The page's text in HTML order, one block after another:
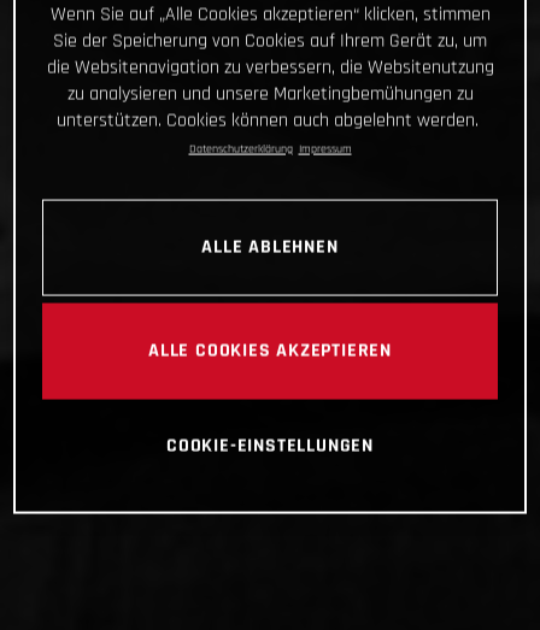
Wenn Sie auf „Alle Cookies akzeptieren“ klicken, stimmen
Sie der Speicherung von Cookies auf Ihrem Gerät zu, um
die Websitenavigation zu verbessern, die Websitenutzung
zu analysieren und unsere Marketingbemühungen zu
unterstützen. Cookies können auch abgelehnt werden.
Datenschutzerklärung Impressum
ALLE ABLEHNEN
ALLE COOKIES AKZEPTIEREN
COOKIE-EINSTELLUNGEN